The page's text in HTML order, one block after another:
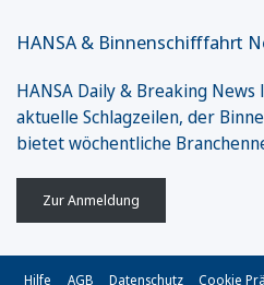
HANSA & Binnenschifffahrt
HANSA Daily & Breaking
aktuelle Schlagzeilen, der
bietet wöchentliche
Zur Anmeldung
Hilfe AGB Datenschutz Cookie